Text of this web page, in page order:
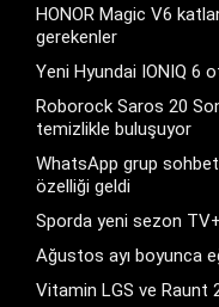
HONOR Magic V6
gerekenler
Yeni Hyundai IONIQ 6
Roborock Saros 20
temizlikle buluşuyor
WhatsApp grup
özelliği geldi
Sporda yeni sezon
Ağustos ayı boyunca
Vitamin LGS ve Raunt